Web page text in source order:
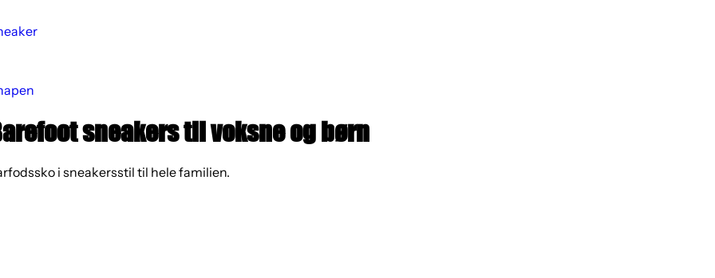
sneakers til voksne og børn
i sneakersstil til hele familien.